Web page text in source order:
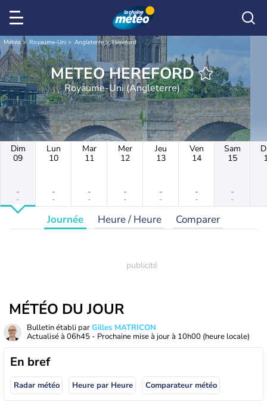
Météo Royaume-Uni Angleterre Hereford
METEO HEREFORD
Royaume-Uni (Angleterre)
Dim
09
-
-
Lun
10
-
-
Mar
11
-
-
Mer
12
-
-
Jeu
13
-
-
Ven
14
-
-
Sam
15
-
-
Journée Heure / Heure Comparer
MÉTÉO DU JOUR
Bulletin établi parGilles MATRICON
Actualisé à 06h45 - Prochaine mise à jour à 10h00 (heure locale)
En bref
Radar météo Heure par Heure Comparateur météo